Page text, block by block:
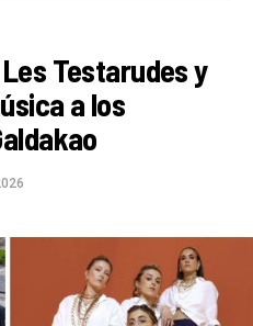
Testarudes y
a los